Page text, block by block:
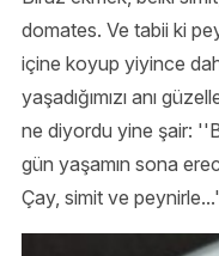
domates. Ve tabii ki
içine koyup yiyince
yaşadığımızı anı
ne diyordu yine şair:
gün yaşamın sona
Çay, simit ve